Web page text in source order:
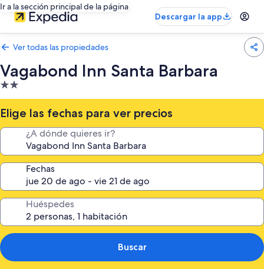
Ir a la sección principal de la página
Descargar la app
Ver todas las propiedades
Vagabond Inn Santa Barbara
Propiedad
de
2.0
estrellas
Elige las fechas para ver precios
¿A dónde quieres ir?
Fechas
Huéspedes
Buscar